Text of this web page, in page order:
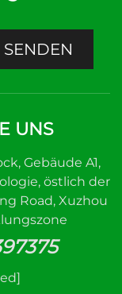
SENDEN
UNS
Gebäude A1,
östlich der
Road, Xuzhou